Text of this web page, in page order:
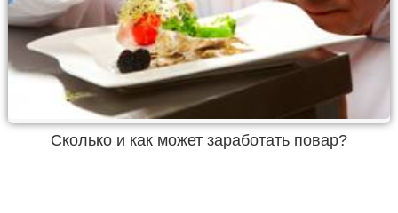
Сколько и как может заработать повар?